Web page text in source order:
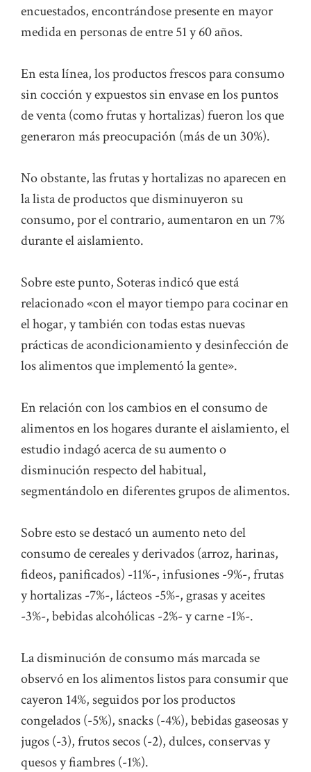
encuestados, encontrándose presente en mayor
medida en personas de entre 51 y 60 años.
En esta línea, los productos frescos para consumo
sin cocción y expuestos sin envase en los puntos
de venta (como frutas y hortalizas) fueron los que
generaron más preocupación (más de un 30%).
No obstante, las frutas y hortalizas no aparecen en
la lista de productos que disminuyeron su
consumo, por el contrario, aumentaron en un 7%
durante el aislamiento.
Sobre este punto, Soteras indicó que está
relacionado «con el mayor tiempo para cocinar en
el hogar, y también con todas estas nuevas
prácticas de acondicionamiento y desinfección de
los alimentos que implementó la gente».
En relación con los cambios en el consumo de
alimentos en los hogares durante el aislamiento, el
estudio indagó acerca de su aumento o
disminución respecto del habitual,
segmentándolo en diferentes grupos de alimentos.
Sobre esto se destacó un aumento neto del
consumo de cereales y derivados (arroz, harinas,
fideos, panificados) -11%-, infusiones -9%-, frutas
y hortalizas -7%-, lácteos -5%-, grasas y aceites
-3%-, bebidas alcohólicas -2%- y carne -1%-.
La disminución de consumo más marcada se
observó en los alimentos listos para consumir que
cayeron 14%, seguidos por los productos
congelados (-5%), snacks (-4%), bebidas gaseosas y
jugos (-3), frutos secos (-2), dulces, conservas y
quesos y fiambres (-1%).